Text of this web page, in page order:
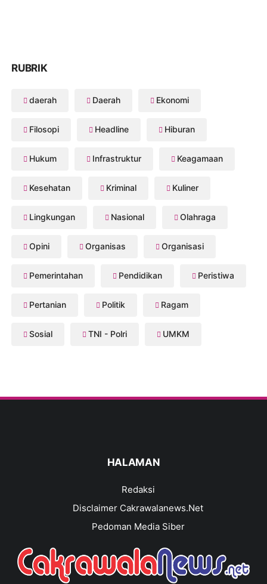
RUBRIK
daerah Daerah Ekonomi
Filosopi Headline Hiburan
Hukum Infrastruktur Keagamaan
Kesehatan Kriminal Kuliner
Lingkungan Nasional Olahraga
Opini Organisas Organisasi
Pemerintahan Pendidikan Peristiwa
Pertanian Politik Ragam
Sosial TNI - Polri UMKM
HALAMAN
Redaksi
Disclaimer Cakrawalanews.Net
Pedoman Media Siber